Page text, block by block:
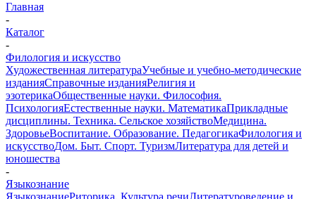
Главная
-
Каталог
-
Филология и искусство
Художественная литератураУчебные и учебно-методические
изданияСправочные изданияРелигия и
эзотерикаОбщественные науки. Философия.
ПсихологияЕстественные науки. МатематикаПрикладные
дисциплины. Техника. Сельское хозяйствоМедицина.
ЗдоровьеВоспитание. Образование. ПедагогикаФилология и
искусствоДом. Быт. Спорт. ТуризмЛитература для детей и
юношества
-
Языкознание
ЯзыкознаниеРиторика. Культура речиЛитературоведение и